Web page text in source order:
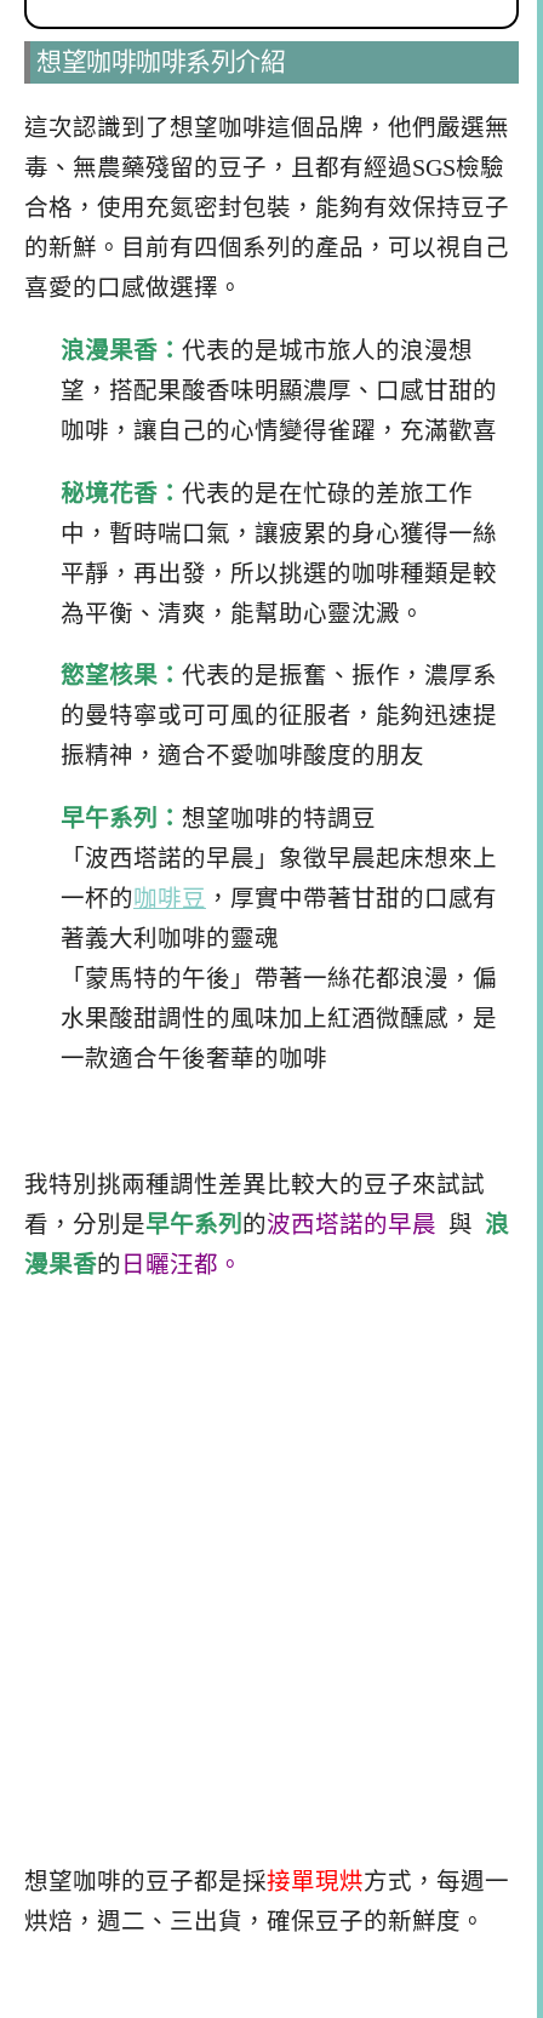
想望咖啡咖啡系列介紹
這次認識到了想望咖啡這個品牌，他們嚴選無
毒、無農藥殘留的豆子，且都有經過SGS檢驗
合格，使用充氮密封包裝，能夠有效保持豆子
的新鮮。目前有四個系列的產品，可以視自己
喜愛的口感做選擇。
浪漫果香： 代表的是城市旅人的浪漫想
望，搭配果酸香味明顯濃厚、口感甘甜的
咖啡，讓自己的心情變得雀躍，充滿歡喜
秘境花香： 代表的是在忙碌的差旅工作
中，暫時喘口氣，讓疲累的身心獲得一絲
平靜，再出發，所以挑選的咖啡種類是較
為平衡、清爽，能幫助心靈沈澱。
慾望核果： 代表的是振奮、振作，濃厚系
的曼特寧或可可風的征服者，能夠迅速提
振精神，適合不愛咖啡酸度的朋友
早午系列： 想望咖啡的特調豆
「波西塔諾的早晨」象徵早晨起床想來上
一杯的咖啡豆 ，厚實中帶著甘甜的口感有
著義大利咖啡的靈魂
「蒙馬特的午後」帶著一絲花都浪漫，偏
水果酸甜調性的風味加上紅酒微醺感，是
一款適合午後奢華的咖啡
我特別挑兩種調性差異比較大的豆子來試試
看，分別是早午系列 的波西塔諾的早晨 與 浪
漫果香的 日曬汪都。
想望咖啡的豆子都是採接單現烘方式，每週一
烘焙，週二、三出貨，確保豆子的新鮮度。